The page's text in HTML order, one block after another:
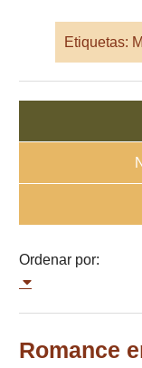
Etiquetas:
Ordenar por:
Romance